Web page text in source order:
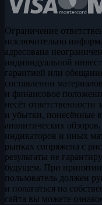
Ограничение
исключительно
адресована
индивидуальной
гарантией или
составлении
и финансовое
несёт
и убытки, понесённые в
аналитических
индикаторов и иных
рынках сопряжена с
результаты не
будущем. При
пользователь должен
и полагаться на
сайта вы можете